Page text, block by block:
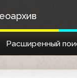
Расширенный